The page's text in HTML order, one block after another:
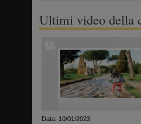
Ultimi video della
Data: 10/01/2023